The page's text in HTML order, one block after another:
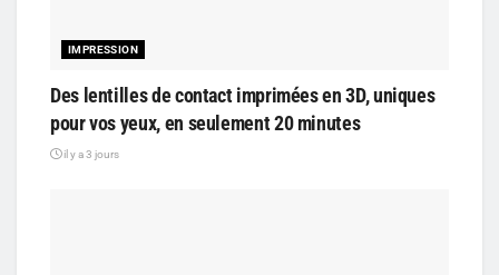
IMPRESSION
Des lentilles de contact imprimées en 3D, uniques
pour vos yeux, en seulement 20 minutes
il y a 3 jours